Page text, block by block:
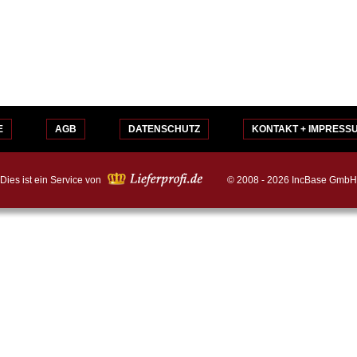
AGB DATENSCHUTZ KONTAKT +
Dies ist ein Service von © 2008 - 2026 IncBase GmbH